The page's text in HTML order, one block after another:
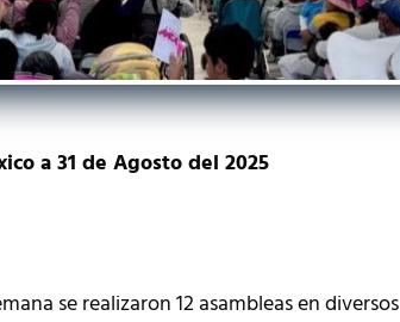
a 31 de Agosto del 2025
se realizaron 12 asambleas en diversos